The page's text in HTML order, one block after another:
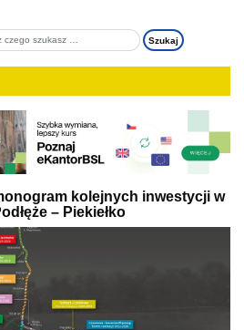
kolejnych inwestycji w
– Piekiełko